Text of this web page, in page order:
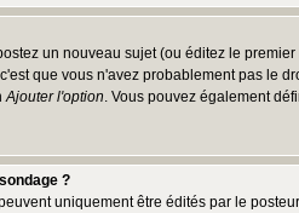
un nouveau sujet (ou éditez le
que vous n'avez probablement pas le
Ajouter l'option. Vous pouvez également
?
uniquement être édités par le